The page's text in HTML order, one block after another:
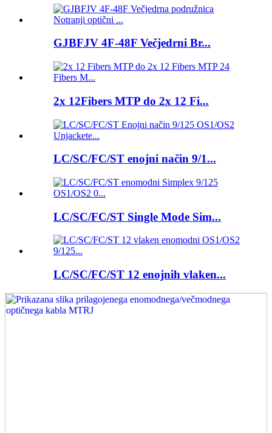
GJBFJV 4F-48F Večjedrni Br...
2x 12Fibers MTP do 2x 12 Fi...
LC/SC/FC/ST enojni način 9/1...
LC/SC/FC/ST Single Mode Sim...
LC/SC/FC/ST 12 enojnih vlaken...